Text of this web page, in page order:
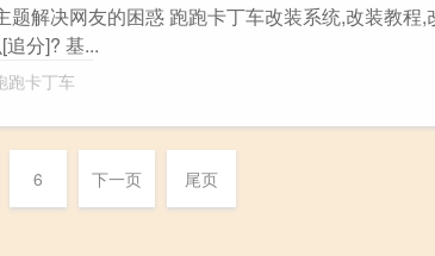
题解决网友的困惑 跑跑卡丁车改装系统,改装教程,
分]? 基...
跑卡丁车
6 下一页 尾页